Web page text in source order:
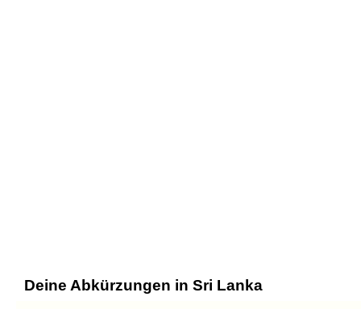
Deine Abkürzungen in Sri Lanka